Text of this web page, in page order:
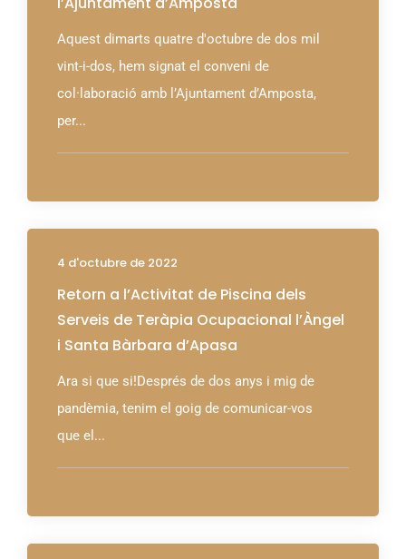
Aquest dimarts quatre d'octubre de dos mil
vint-i-dos, hem signat el conveni de
col·laboració amb l’Ajuntament d’Amposta,
per...
4 d'octubre de 2022
Retorn a l’Activitat de Piscina dels
Serveis de Teràpia Ocupacional l’Àngel
i Santa Bàrbara d’Apasa
Ara si que si!Després de dos anys i mig de
pandèmia, tenim el goig de comunicar-vos
que el...